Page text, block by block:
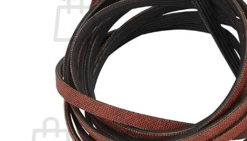
No hay productos en el carrito.
Volver a la tienda